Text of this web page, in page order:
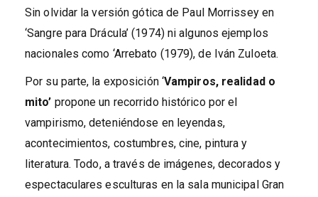
Sin olvidar la versión gótica de Paul Morrissey en
‘Sangre para Drácula’ (1974) ni algunos ejemplos
nacionales como ‘Arrebato (1979), de Iván Zuloeta.
Por su parte, la exposición ‘Vampiros, realidad o
mito’ propone un recorrido histórico por el
vampirismo, deteniéndose en leyendas,
acontecimientos, costumbres, cine, pintura y
literatura. Todo, a través de imágenes, decorados y
espectaculares esculturas en la sala municipal Gran